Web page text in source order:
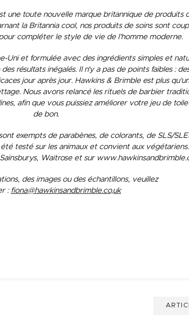
une toute nouvelle marque britannique de produits
la Britannia cool, nos produits de soins sont
compléter le style de vie de l'homme moderne.
Uni et formulée avec des ingrédients simples et
résultats inégalés. Il n'y a pas de points faibles :
jour après jour. Hawkins & Brimble est plus
Nous avons relancé les rituels de barbier
afin que vous puissiez améliorer votre jeu de
de bon.
exempts de parabènes, de colorants, de SLS/
testé sur les animaux et convient aux
Waitrose et sur
des images ou des échantillons, veuillez
: fiona@hawkinsandbrimble.co,uk